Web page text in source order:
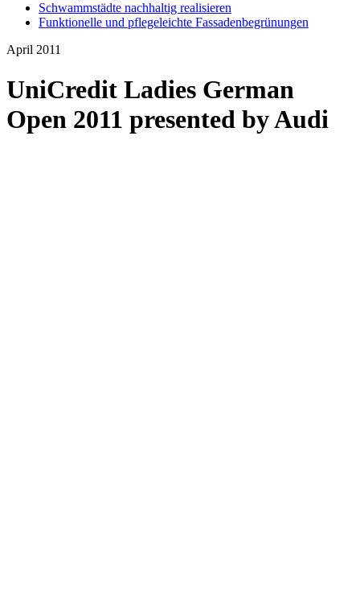
Schwammstädte nachhaltig realisieren
Funktionelle und pflegeleichte Fassadenbegrünungen
April 2011
UniCredit Ladies German
Open 2011 presented by Audi